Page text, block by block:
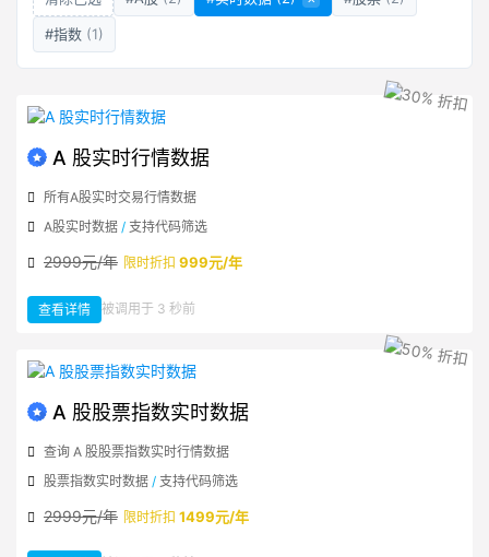
#指数 (1)
A 股实时行情数据
所有A股实时交易行情数据
A股实时数据 / 支持代码筛选
2999元/年 限时折扣 999元/年
查看详情 ：
A
行
情
数
被调用于 3 秒前
A 股股票指数实时数据
查询 A 股股票指数实时行情数据
股票指数实时数据 / 支持代码筛选
2999元/年 限时折扣 1499元/年